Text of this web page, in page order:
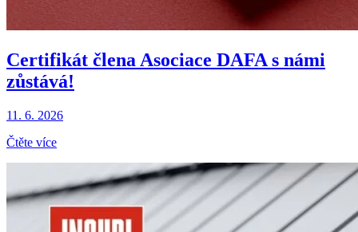
Certifikát člena Asociace DAFA s námi
zůstává!
11. 6. 2026
Čtěte více